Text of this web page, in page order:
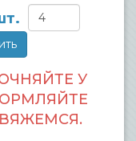
У